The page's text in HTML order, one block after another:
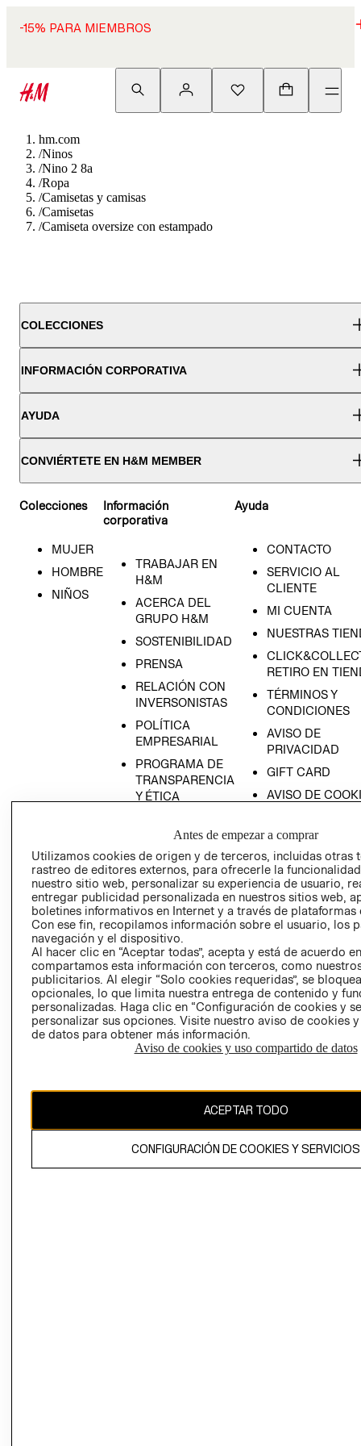
-15% PARA MIEMBROS
hm.com
/Ninos
/Nino 2 8a
/Ropa
/Camisetas y camisas
/Camisetas
/Camiseta oversize con estampado
COLECCIONES
INFORMACIÓN CORPORATIVA
AYUDA
CONVIÉRTETE EN H&M MEMBER
Colecciones
MUJER
HOMBRE
NIÑOS
Información
corporativa
TRABAJAR EN
H&M
ACERCA DEL
GRUPO H&M
SOSTENIBILIDAD
PRENSA
RELACIÓN CON
INVERSONISTAS
POLÍTICA
EMPRESARIAL
PROGRAMA DE
TRANSPARENCIA
Y ÉTICA
PROGRAMA DE
TRANSPARENCIA
Y ÉTICA (INGLÉS)
Ayuda
CONTACTO
SERVICIO AL
CLIENTE
MI CUENTA
NUESTRAS
RETIRO EN
TÉRMINOS Y
CONDICIONES
AVISO DE
PRIVACIDAD
GIFT CARD
AVISO DE
DE INDUSTRIA Y
COMERCIO - SIC
PETICIONES
QUEJAS Y
RECLAMOS
Colombia ($)
CAMBIAR REGIÓN
El contenido de esta página web está protegido por copyright y es
propiedad de H&M Hennes & Mauritz AB.
Antes de empezar a comprar
Utilizamos cookies de origen y de terceros, incluidas otras
rastreo de editores externos, para ofrecerle la
nuestro sitio web, personalizar su experiencia de usuario,
entregar publicidad personalizada en nuestros sitios web,
boletines informativos en Internet y a través de plataformas
Con ese fin, recopilamos información sobre el usuario, los
navegación y el dispositivo.
Al hacer clic en “Aceptar todas”, acepta y está de acuerdo
compartamos esta información con terceros, como
publicitarios. Al elegir “Solo cookies requeridas”, se
opcionales, lo que limita nuestra entrega de contenido y
personalizadas. Haga clic en “Configuración de cookies y
personalizar sus opciones. Visite nuestro aviso de cookies
de datos para obtener más información.
Aviso de cookies y uso compartido de datos
ACEPTAR TODO
CONFIGURACIÓN DE COOKIES Y SERVICIOS